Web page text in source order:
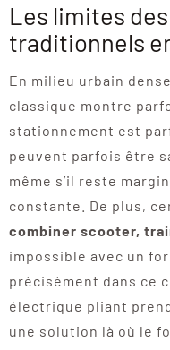
Les limites
traditionnels
En milieu urbain
classique montre
stationnement est
peuvent parfois être
même s’il reste
constante. De plus,
combiner scooter,
impossible avec un
précisément dans ce
électrique pliant
une solution là où le